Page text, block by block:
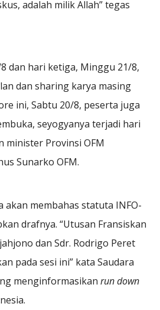
adalah milik Allah” tegas
dan hari ketiga, Minggu 21/8,
dan sharing karya masing
ini, Sabtu 20/8, peserta juga
seyogyanya terjadi hari
minister Provinsi OFM
Sunarko OFM.
akan membahas statuta INFO-
drafnya. “Utusan Fransiskan
dan Sdr. Rodrigo Peret
pada sesi ini” kata Saudara
menginformasikan run down